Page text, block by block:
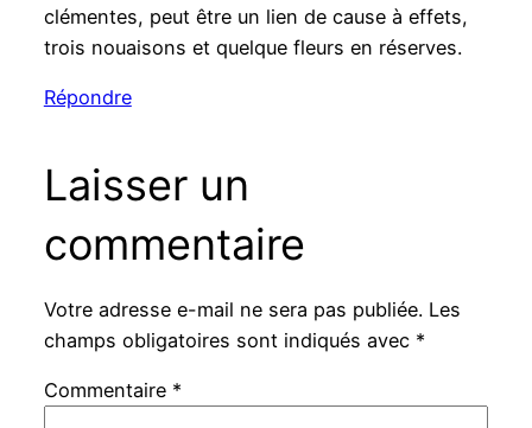
clémentes, peut être un lien de cause à effets,
trois nouaisons et quelque fleurs en réserves.
Répondre
Laisser un
commentaire
Votre adresse e-mail ne sera pas publiée. Les
champs obligatoires sont indiqués avec *
Commentaire *